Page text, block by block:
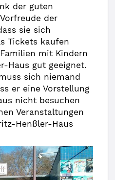
der guten
der
sie sich
Tickets kaufen
mit Kindern
Haus gut geeignet.
sich niemand
er eine Vorstellung
nicht besuchen
Veranstaltungen
Henßler-Haus